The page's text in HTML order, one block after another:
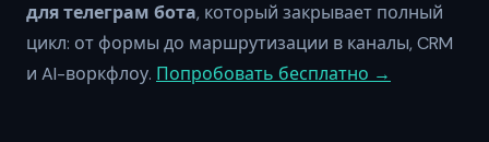
для телеграм бота, который закрывает полный
цикл: от формы до маршрутизации в каналы, CRM
и AI-воркфлоу. Попробовать бесплатно →